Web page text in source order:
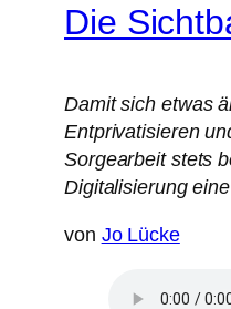
Die
Damit sich etwas
Entprivatisieren
Sorgearbeit stets
Digitalisierung
von Jo Lücke